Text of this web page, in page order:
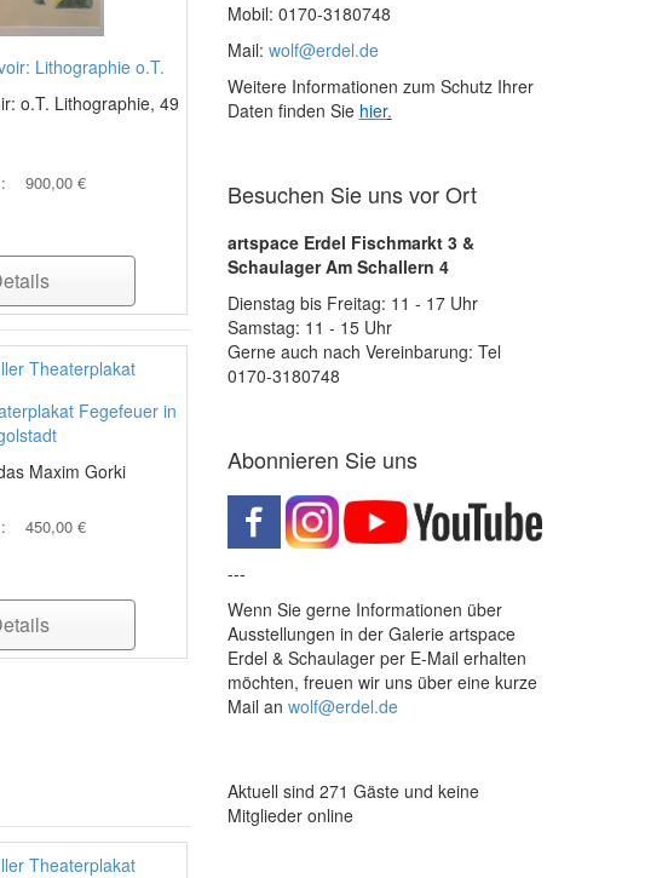
Lithographie o.T.
o.T. Lithographie, 49
900,00 €
Fegefeuer in
Maxim Gorki
450,00 €
Mobil: 0170-3180748
Mail: wolf@erdel.de
Weitere Informationen zum Schutz Ihrer
Daten finden Sie hier.
Besuchen Sie uns vor Ort
artspace Erdel Fischmarkt 3 &
Schaulager Am Schallern 4
Dienstag bis Freitag: 11 - 17 Uhr
Samstag: 11 - 15 Uhr
Gerne auch nach Vereinbarung: Tel
0170-3180748
Abonnieren Sie uns
---
Wenn Sie gerne Informationen über
Ausstellungen in der Galerie artspace
Erdel & Schaulager per E-Mail erhalten
möchten, freuen wir uns über eine kurze
Mail an wolf@erdel.de
Aktuell sind 271 Gäste und keine
Mitglieder online